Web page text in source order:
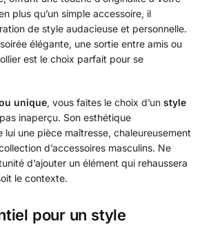
plus qu’un simple accessoire, il
de style audacieuse et personnelle.
élégante, une sortie entre amis ou
est le choix parfait pour se
unique, vous faites le choix d’un style
inaperçu. Son esthétique
une pièce maîtresse, chaleureusement
d’accessoires masculins. Ne
d’ajouter un élément qui rehaussera
le contexte.
pour un style